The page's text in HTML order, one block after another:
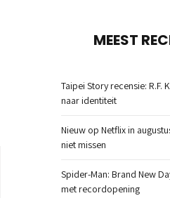
MEEST
Taipei Story recensie:
naar identiteit
Nieuw op Netflix in
niet missen
Spider-Man: Brand New
met recordopening